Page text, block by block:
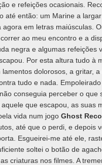
e refeições ocasionais.
até então: um Marine a
agora em letras maiúsculas.
ao meu encontro e a
negra e algumas refeições
Por esta altura tudo à
dolorosos, a gritar,
tudo e nada.
conseguia perceber o que
que escapou, as suas
vida num jogo Ghost
até que o perdi, e depois
Esgueirei-me até ele,
soltei o botão de
criaturas nos filmes. A